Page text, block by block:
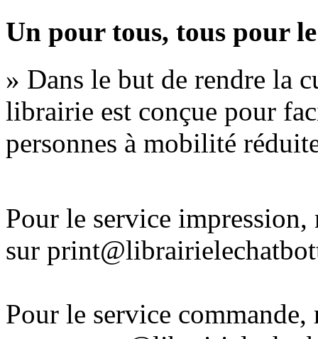
Un pour tous, tous pour
» Dans le but de rendre la
librairie est conçue pour
personnes à mobilité
Pour le service
sur
Pour le service